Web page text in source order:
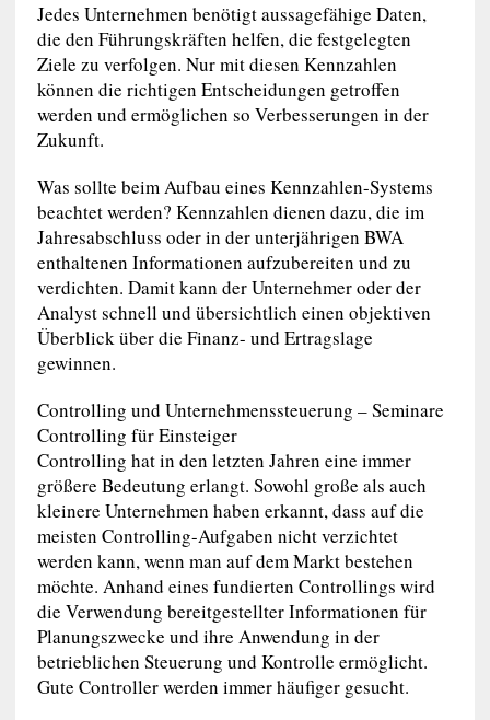
Jedes Unternehmen benötigt aussagefähige Daten,
die den Führungskräften helfen, die festgelegten
Ziele zu verfolgen. Nur mit diesen Kennzahlen
können die richtigen Entscheidungen getroffen
werden und ermöglichen so Verbesserungen in der
Zukunft.
Was sollte beim Aufbau eines Kennzahlen-Systems
beachtet werden? Kennzahlen dienen dazu, die im
Jahresabschluss oder in der unterjährigen BWA
enthaltenen Informationen aufzubereiten und zu
verdichten. Damit kann der Unternehmer oder der
Analyst schnell und übersichtlich einen objektiven
Überblick über die Finanz- und Ertragslage
gewinnen.
Controlling und Unternehmenssteuerung – Seminare
Controlling für Einsteiger
Controlling hat in den letzten Jahren eine immer
größere Bedeutung erlangt. Sowohl große als auch
kleinere Unternehmen haben erkannt, dass auf die
meisten Controlling-Aufgaben nicht verzichtet
werden kann, wenn man auf dem Markt bestehen
möchte. Anhand eines fundierten Controllings wird
die Verwendung bereitgestellter Informationen für
Planungszwecke und ihre Anwendung in der
betrieblichen Steuerung und Kontrolle ermöglicht.
Gute Controller werden immer häufiger gesucht.